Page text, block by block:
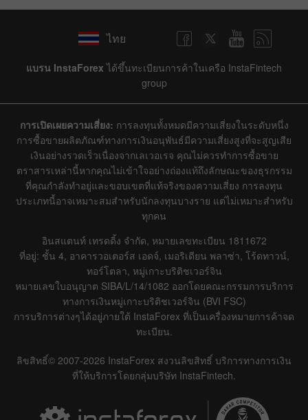
ไทย
แบรน InstaForex ได้ขึ้นทะเบียนการค้าในเครือ InstaFintech
group
การเปิดเผยความเสี่ยง: การลงทุนทั้งหมดมีความเสี่ยงในระดับหนึ่ง
การซื้อขายผลิตภัณฑ์ทางการเงินอนุพันธ์มีความเสี่ยงสูงที่จะสูญเสีย
เงินอย่างรวดเร็วเนื่องจากเลเวอเรจ คุณไม่ควรทำการซื้อขาย
ตราสารเหล่านี้หากคุณไม่เข้าใจอย่างถ่องแท้ถึงลักษณะของธุรกรรม
ที่คุณกำลังทำอยู่และขอบเขตที่แท้จริงของความเสี่ยง การลงทุน
ประเภทนี้อาจเหมาะสมสำหรับนักลงทุนบางราย แต่ไม่เหมาะสำหรับ
ทุกคน
อินสแตนท์ เทรดดิ้ง จำกัด, หมายเลขทะเบียน 1811672
ที่อยู่: ชั้น 4, อาคารวอเตอร์ส เอดจ์, เมอริเดียน พลาซ่า, โร้ดทาวน์,
ทอร์โตลา, หมู่เกาะบริติชเวอร์จิน
หมายเลขใบอนุญาต SIBA/L/14/1082 ออกโดยคณะกรรมการบริการ
ทางการเงินหมู่เกาะบริติชเวอร์จิน (BVI FSC)
การบริการต่างๆได้อยู่ภายใต้ InstaForex ที่เป็นเครื่องหมายการค้าจด
ทะเบียน.
ลิขสิทธิ์© 2007-2026 InstaForex สงวนลิขสิทธิ์ บริการทางการเงิน
ที่ให้บริการโดยกลุ่มบริษัท InstaFintech.